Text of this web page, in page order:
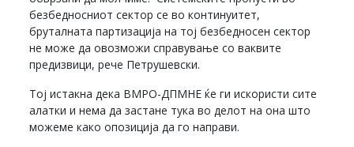
безбедносниот сектор се во континуитет,
бруталната партизација на тој безбедносен сектор
не може да овозможи справување со ваквите
предизвици, рече Петрушевски.
Тој истакна дека ВМРО-ДПМНЕ ќе ги искористи сите
алатки и нема да застане тука во делот на она што
можеме како опозиција да го направи.